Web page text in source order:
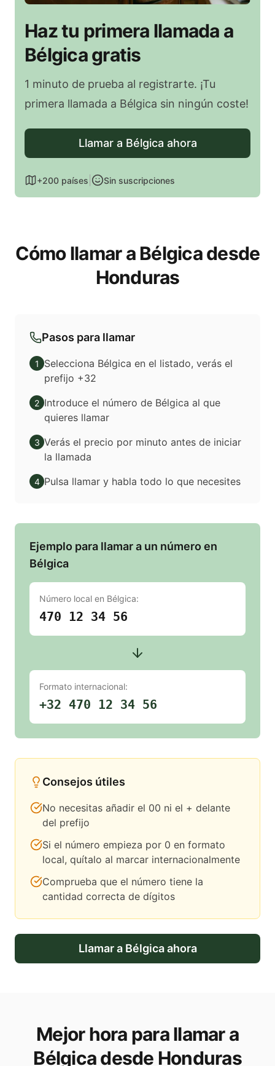
Haz tu primera llamada a
Bélgica gratis
1 minuto de prueba al registrarte. ¡Tu
primera llamada a Bélgica sin ningún coste!
Llamar a Bélgica ahora
+200 países Sin suscripciones
Cómo llamar a Bélgica desde
Honduras
Pasos para llamar
1
Selecciona Bélgica en el listado, verás el
prefijo +32
2 Introduce el número de Bélgica al que
quieres llamar
3 Verás el precio por minuto antes de iniciar
la llamada
4 Pulsa llamar y habla todo lo que necesites
Ejemplo para llamar a un número en
Bélgica
Número local en Bélgica:
470 12 34 56
Formato internacional:
+32 470 12 34 56
Consejos útiles
No necesitas añadir el 00 ni el + delante
del prefijo
Si el número empieza por 0 en formato
local, quítalo al marcar internacionalmente
Comprueba que el número tiene la
cantidad correcta de dígitos
Llamar a Bélgicaahora
Mejor hora para llamar a
Bélgica desde Honduras